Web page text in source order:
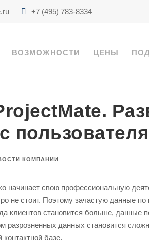
+7 (495) 783-8334
ВОЗМОЖНОСТИ ЦЕНЫ
КОМПАНИИ
начинает свою профессиональную
не стоит. Поэтому зачастую данные
клиентов становится больше, данные
разрозненных данных становится
контактной базе.